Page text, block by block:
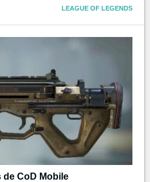
LEAGUE OF LEGENDS
de CoD Mobile